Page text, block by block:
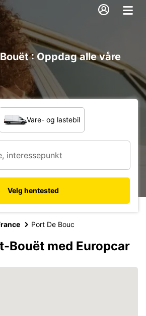
: Oppdag alle våre
Vare- og lastebil
Velg hentested
Port De Bouc
Bouët med Europcar